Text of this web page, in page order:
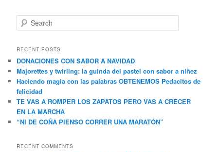
e
r
h
RECENT POSTS
DONACIONES CON SABOR A NAVIDAD
Majorettes y twirling: la guinda del pastel con sabor a niñez
Haciendo magia con las palabras OBTENEMOS Pedacitos de
felicidad
TE VAS A ROMPER LOS ZAPATOS PERO VAS A CRECER
EN LA MARCHA
“NI DE COÑA PIENSO CORRER UNA MARATÓN”
RECENT COMMENTS